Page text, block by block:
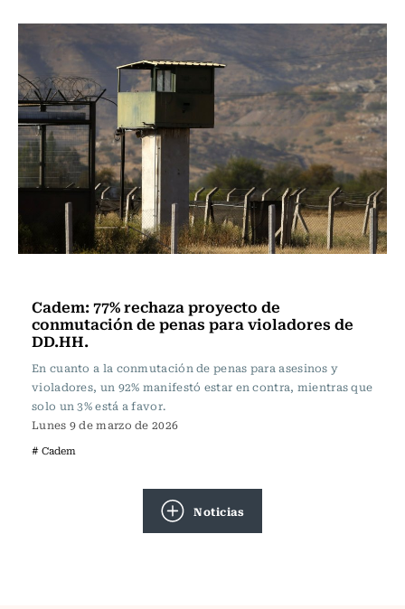
Cadem: 77% rechaza proyecto de
conmutación de penas para violadores de
DD.HH.
En cuanto a la conmutación de penas para asesinos y
violadores, un 92% manifestó estar en contra, mientras que
solo un 3% está a favor.
Lunes 9 de marzo de 2026
# Cadem
Noticias